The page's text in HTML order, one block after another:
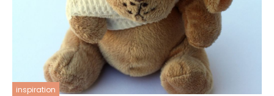
inspiration